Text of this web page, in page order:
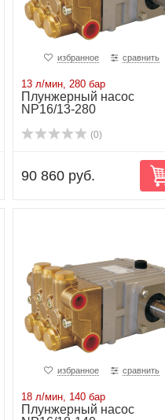
избранное сравнить
13 л/мин, 280 бар
Плунжерный насос
NP16/13-280
(0)
90 860 руб.
избранное сравнить
18 л/мин, 140 бар
Плунжерный насос